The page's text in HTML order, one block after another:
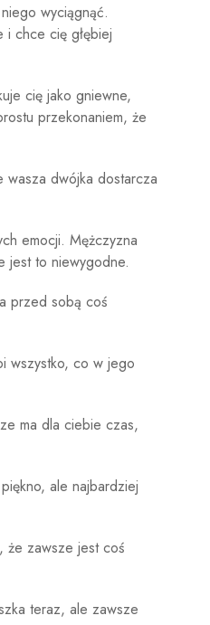
wyciągnąć.
chce cię głębiej
cię jako gniewne,
przekonaniem, że
​​wasza dwójka dostarcza
emocji. Mężczyzna
​​jest to niewygodne.
przed sobą coś
wszystko, co w jego
ma dla ciebie czas,
ale najbardziej
że ​​zawsze jest coś
teraz, ale zawsze